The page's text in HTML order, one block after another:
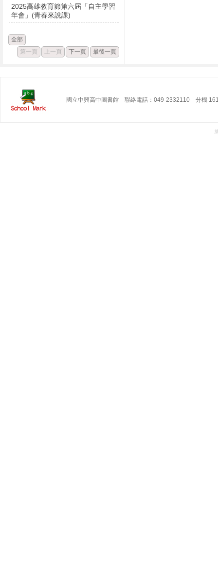
2025高雄教育節第六屆「自主學習
年會」(青春來說課)
全部
第一頁
上一頁 下一頁 最後一頁
國立中興高中圖書館 聯絡電話：049-2332110 分機